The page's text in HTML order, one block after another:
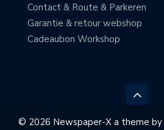
Contact & Route & Parkeren
Garantie & retour webshop
Cadeaubon Workshop
© 2026 Newspaper-X a theme by